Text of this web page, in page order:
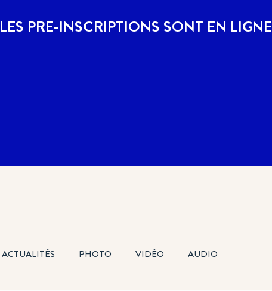
LES PRE-INSCRIPTIONS SONT EN LIGNE
ACTUALITÉS PHOTO VIDÉO AUDIO